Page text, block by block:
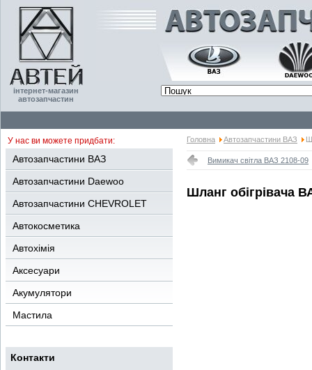
інтернет-магазин
автозапчастин
У нас ви можете придбати:
Автозапчастини ВАЗ
Автозапчастини Daewoo
Автозапчастини CHEVROLET
Автокосметика
Автохімія
Аксесуари
Акумулятори
Мастила
Контакти
Головна Автозапчастини ВАЗ
Вимикач світла ВАЗ 2108-09
Шланг обігрівача